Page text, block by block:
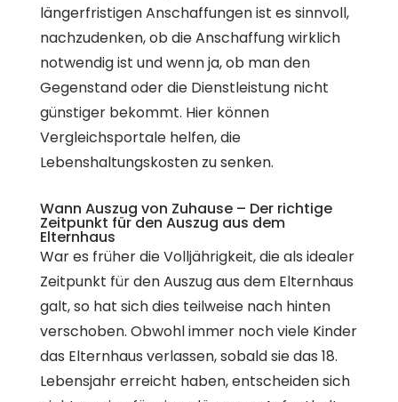
längerfristigen Anschaffungen ist es sinnvoll,
nachzudenken, ob die Anschaffung wirklich
notwendig ist und wenn ja, ob man den
Gegenstand oder die Dienstleistung nicht
günstiger bekommt. Hier können
Vergleichsportale helfen, die
Lebenshaltungskosten zu senken.
Wann Auszug von Zuhause – Der richtige
Zeitpunkt für den Auszug aus dem
Elternhaus
War es früher die Volljährigkeit, die als idealer
Zeitpunkt für den Auszug aus dem Elternhaus
galt, so hat sich dies teilweise nach hinten
verschoben. Obwohl immer noch viele Kinder
das Elternhaus verlassen, sobald sie das 18.
Lebensjahr erreicht haben, entscheiden sich